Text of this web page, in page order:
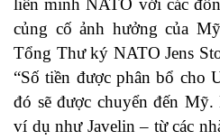
liên minh NATO với các
củng cố ảnh hưởng của
Tổng Thư ký NATO Jens
“Số tiền được phân bổ cho
đó sẽ được chuyển đến
ví dụ như Javelin – từ các